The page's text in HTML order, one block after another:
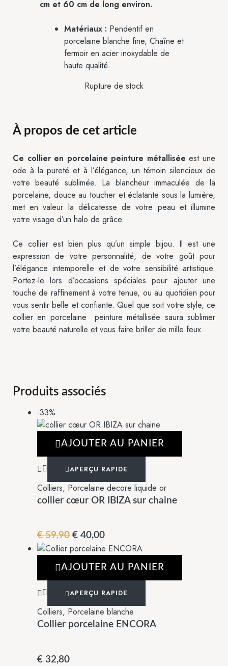
cm et 60 cm de long environ.
Matériaux : Pendentif en
porcelaine blanche fine, Chaîne et
fermoir en acier inoxydable de
haute qualité.
Rupture de stock
À propos de cet article
Ce collier en porcelaine peinture métalliséeest une
ode à la pureté et à l’élégance, un témoin silencieux de
votre beauté sublimée. La blancheur immaculée de la
porcelaine, douce au toucher et éclatante sous la lumière,
met en valeur la délicatesse de votre peau et illumine
votre visage d’un halo de grâce.
Ce collier est bien plus qu’un simple bijou. Il est une
expression de votre personnalité, de votre goût pour
l’élégance intemporelle et de votre sensibilité artistique.
Portez-le lors d’occasions spéciales pour ajouter une
touche de raffinement à votre tenue, ou au quotidien pour
vous sentir belle et confiante. Quel que soit votre style, ce
collier en porcelaine peinture métallisée saura sublimer
votre beauté naturelle et vous faire briller de mille feux.
Produits associés
-33%
AJOUTER AU PANIER
APERÇU RAPIDE
Colliers, Porcelaine decore liquide or
collier cœur OR IBIZA sur chaine
€59,90 € 40,00
AJOUTER AU PANIER
APERÇU RAPIDE
Colliers, Porcelaine blanche
Collier porcelaine ENCORA
€ 32,80